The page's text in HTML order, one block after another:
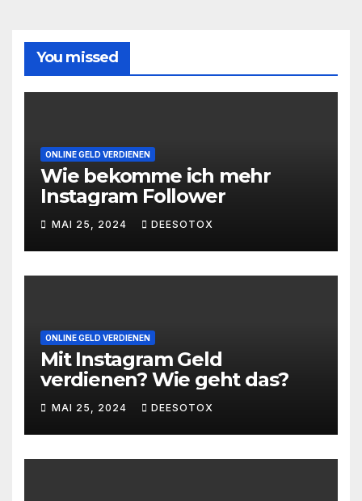
You missed
ONLINE GELD VERDIENEN
Wie bekomme ich mehr
Instagram Follower
MAI 25, 2024 DEESOTOX
ONLINE GELD VERDIENEN
Mit Instagram Geld
verdienen? Wie geht das?
MAI 25, 2024 DEESOTOX